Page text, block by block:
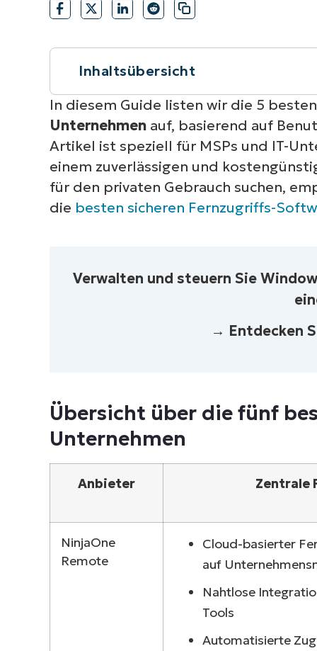
ROADMAP
PLATTFORM
VERTRIEB KONTAKTIEREN
Inhaltsübersicht
Kurzüberblick
Übersicht über die fünf besten
Die beste Remote-Desktop-
Vergleich der besten
Wie wähle ich die beste Remote-
Welche ist die beste
In diesem Guide listen wir die 5
Unternehmenauf, basierend auf
Artikel ist speziell für MSPs und IT-
einem zuverlässigen und
für den privaten Gebrauch suchen,
die besten sicheren Fernzugriffs-
Verwalten und steuern Sie
→ Entdecken
Übersicht über die fünf
Unternehmen
Anbieter Zentrale
NinjaOne
Remote
Cloud-basierter
auf
Nahtlose
Tools
Automatisierte